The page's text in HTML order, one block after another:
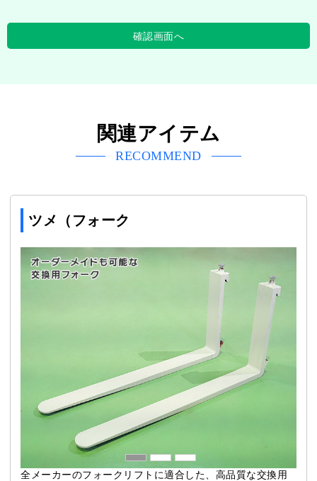
関連アイテム
RECOMMEND
ツメ（フォーク
全メーカーのフォークリフトに適合した、高品質な交換用